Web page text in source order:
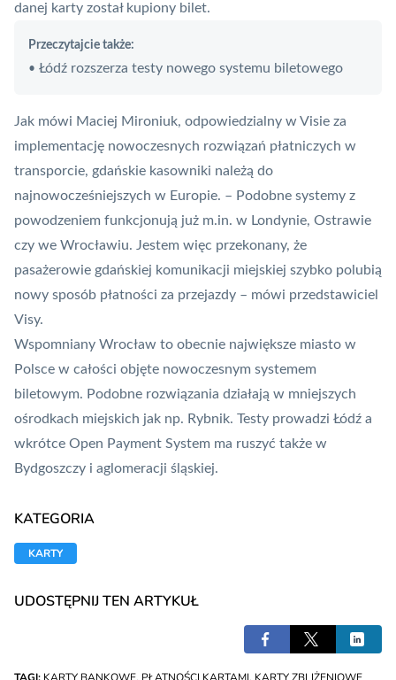
danej karty został kupiony bilet.
Przeczytajcie także:
• Łódź rozszerza testy nowego systemu biletowego
Jak mówi Maciej Mironiuk, odpowiedzialny w Visie za
implementację nowoczesnych rozwiązań płatniczych w
transporcie, gdańskie kasowniki należą do
najnowocześniejszych w Europie. – Podobne systemy z
powodzeniem funkcjonują już m.in. w Londynie, Ostrawie
czy we Wrocławiu. Jestem więc przekonany, że
pasażerowie gdańskiej komunikacji miejskiej szybko polubią
nowy sposób płatności za przejazdy – mówi przedstawiciel
Visy.
Wspomniany Wrocław to obecnie największe miasto w
Polsce w całości objęte nowoczesnym systemem
biletowym. Podobne rozwiązania działają w mniejszych
ośrodkach miejskich jak np. Rybnik. Testy prowadzi Łódź a
wkrótce Open Payment System ma ruszyć także w
Bydgoszczy i aglomeracji śląskiej.
KATEGORIA
KARTY
UDOSTĘPNIJ TEN ARTYKUŁ